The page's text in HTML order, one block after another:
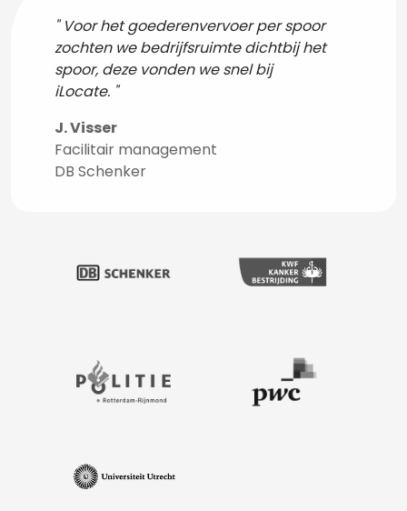
Voor het goederenvervoer per spoor
zochten we bedrijfsruimte dichtbij het
spoor, deze vonden we snel bij
iLocate.
J. Visser
Facilitair management
DB Schenker